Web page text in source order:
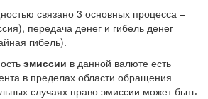
связано 3 основных процесса –
передача денег и гибель денег
гибель).
эмиссии в данной валюте есть
в пределах области обращения
случаях право эмиссии может быть